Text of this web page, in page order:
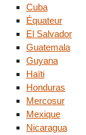
Cuba
Équateur
El Salvador
Guatemala
Guyana
Haïti
Honduras
Mercosur
Mexique
Nicaragua